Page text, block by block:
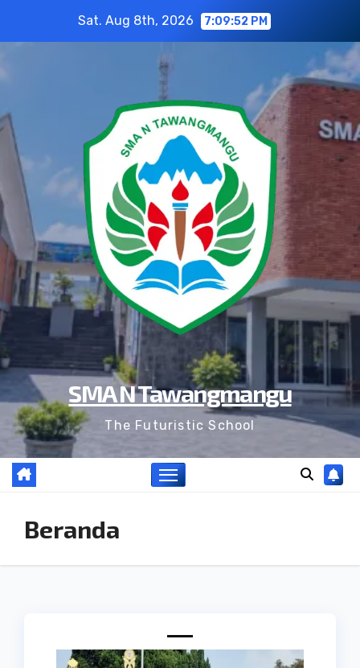
Sat. Aug 8th, 2026 7:09:52 PM
SMA N Tawangmangu
The Futuristic School
Beranda